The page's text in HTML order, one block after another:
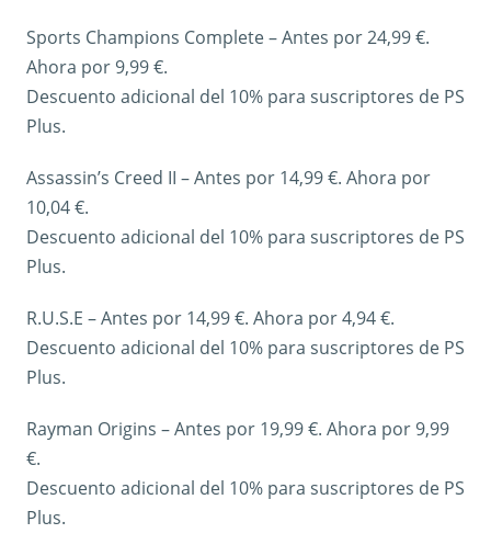
Sports Champions Complete – Antes por 24,99 €.
Ahora por 9,99 €.
Descuento adicional del 10% para suscriptores de PS
Plus.
Assassin’s Creed II – Antes por 14,99 €. Ahora por
10,04 €.
Descuento adicional del 10% para suscriptores de PS
Plus.
R.U.S.E – Antes por 14,99 €. Ahora por 4,94 €.
Descuento adicional del 10% para suscriptores de PS
Plus.
Rayman Origins – Antes por 19,99 €. Ahora por 9,99
€.
Descuento adicional del 10% para suscriptores de PS
Plus.